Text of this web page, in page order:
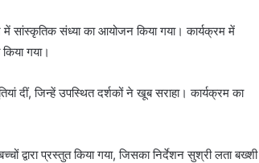
सांस्कृतिक संध्या का आयोजन किया गया। कार्यक्रम में
गया।
दीं, जिन्हें उपस्थित दर्शकों ने खूब सराहा। कार्यक्रम का
द्वारा प्रस्तुत किया गया, जिसका निर्देशन सुश्री लता बख्शी